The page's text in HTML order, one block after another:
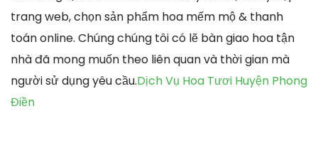
trang web, chọn sản phẩm hoa mếm mộ & thanh
toán online. Chúng chúng tôi có lẽ bàn giao hoa tận
nhà đã mong muốn theo liên quan và thời gian mà
người sử dụng yêu cầu.Dịch Vụ Hoa Tươi Huyện Phong
Điền